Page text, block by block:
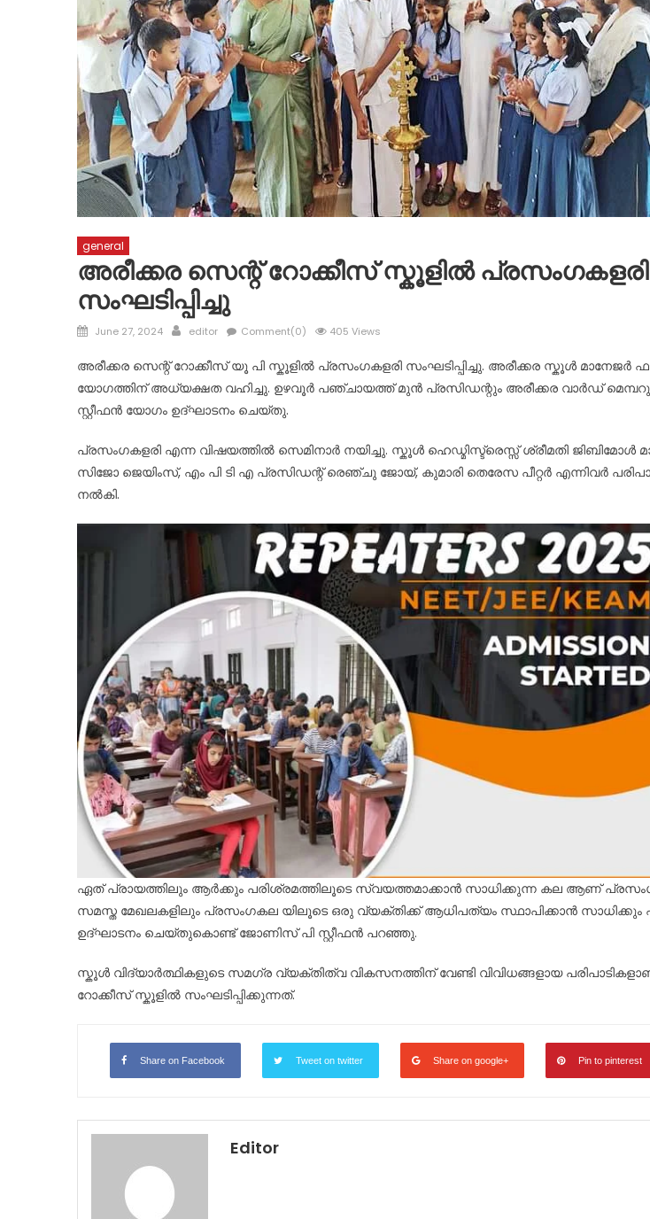
general
അരീക്കര സെന്റ് റോക്കീസ് സ്കൂളിൽ പ്രസംഗകളരി
സംഘടിപ്പിച്ചു
Posted
June 27, 2024 Author
editor Comment(0) 405 Views
അരീക്കര സെന്റ് റോക്കീസ് യൂ പി സ്കൂളിൽ പ്രസംഗകളരി സംഘടിപ്പിച്ചു. അരീക്കര സ്കൂൾ മാനേജർ ഫാ
യോഗത്തിന് അധ്യക്ഷത വഹിച്ചു. ഉഴവൂർ പഞ്ചായത്ത് മുൻ പ്രസിഡന്റും അരീക്കര വാർഡ്
സ്റ്റീഫൻ യോഗം ഉദ്ഘാടനം ചെയ്തു.
പ്രസംഗകളരി എന്ന വിഷയത്തിൽ സെമിനാർ നയിച്ചു. സ്കൂൾ ഹെഡ്മിസ്ട്രെസ്സ് ശ്രീമതി ജിബിമോൾ
സിജോ ജെയിംസ്, എം പി ടി എ പ്രസിഡന്റ്‌ രെഞ്ചു ജോയ്, കുമാരി തെരേസ പീറ്റർ എന്നിവർ
നൽകി.
ഏത് പ്രായത്തിലും ആർക്കും പരിശ്രമത്തിലൂടെ സ്വയത്തമാക്കാൻ സാധിക്കുന്ന കല ആണ്
സമസ്ത മേഖലകളിലും പ്രസംഗകല യിലൂടെ ഒരു വ്യക്തിക്ക് ആധിപത്യം സ്ഥാപിക്കാൻ സാധിക്കും
ഉദ്ഘാടനം ചെയ്തുകൊണ്ട് ജോണിസ് പി സ്റ്റീഫൻ പറഞ്ഞു.
സ്കൂൾ വിദ്യാർത്ഥികളുടെ സമഗ്ര വ്യക്തിത്വ വികസനത്തിന്‌ വേണ്ടി വിവിധങ്ങളായ
റോക്കീസ് സ്കൂളിൽ സംഘടിപ്പിക്കുന്നത്.
Share on Facebook Tweet on twitter Share on google+ Pin to pinterest
Editor